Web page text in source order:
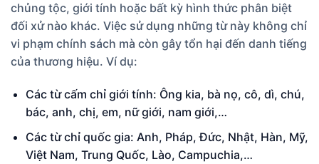
chủng tộc, giới tính hoặc bất kỳ hình thức phân biệt
đối xử nào khác. Việc sử dụng những từ này không chỉ
vi phạm chính sách mà còn gây tổn hại đến danh tiếng
của thương hiệu. Ví dụ:
Các từ cấm chỉ giới tính: Ông kia, bà nọ, cô, dì, chú,
bác, anh, chị, em, nữ giới, nam giới,…
Các từ chỉ quốc gia: Anh, Pháp, Đức, Nhật, Hàn, Mỹ,
Việt Nam, Trung Quốc, Lào, Campuchia,…